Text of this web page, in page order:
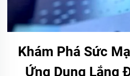
Khám Phá Sức
Ứng Dụng Lắng